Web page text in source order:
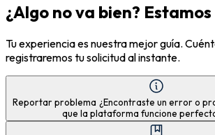
¿Algo no va bien?
Tu experiencia es nuestra mejor guía.
registraremos tu solicitud al instante.
Reportar problema ¿Encontraste un error o
que la plataforma funcione